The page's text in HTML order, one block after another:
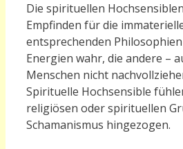
Die spirituellen
Empfinden für die
entsprechenden
Energien wahr, die andere –
Menschen nicht
Spirituelle Hochsensible
religiösen oder spirituellen
Schamanismus hingezogen.